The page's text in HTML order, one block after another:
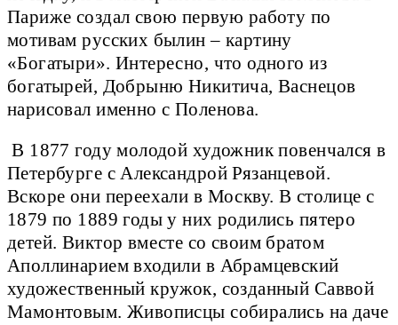
Париже создал свою первую работу по
мотивам русских былин – картину
«Богатыри». Интересно, что одного из
богатырей, Добрыню Никитича, Васнецов
нарисовал именно с Поленова.
В 1877 году молодой художник повенчался в
Петербурге с Александрой Рязанцевой.
Вскоре они переехали в Москву. В столице с
1879 по 1889 годы у них родились пятеро
детей. Виктор вместе со своим братом
Аполлинарием входили в Абрамцевский
художественный кружок, созданный Саввой
Мамонтовым. Живописцы собирались на даче